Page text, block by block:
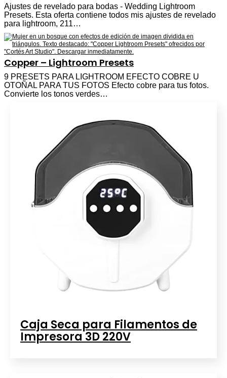
Ajustes de revelado para bodas - Wedding Lightroom
Presets. Esta oferta contiene todos mis ajustes de revelado
para lightroom, 211…
Copper – Lightroom Presets
9 PRESETS PARA LIGHTROOM EFECTO COBRE U
OTOÑAL PARA TUS FOTOS Efecto cobre para tus fotos.
Convierte los tonos verdes…
Caja Seca para Filamentos de
Impresora 3D 220V